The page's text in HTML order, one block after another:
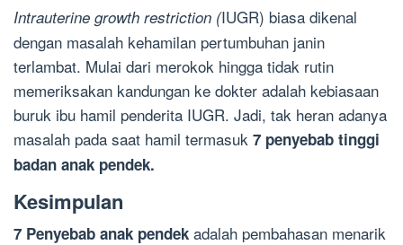
Intrauterine growth restriction (IUGR) biasa dikenal
dengan masalah kehamilan pertumbuhan janin
terlambat. Mulai dari merokok hingga tidak rutin
memeriksakan kandungan ke dokter adalah kebiasaan
buruk ibu hamil penderita IUGR. Jadi, tak heran adanya
masalah pada saat hamil termasuk 7 penyebab tinggi
badan anak pendek.
Kesimpulan
7 Penyebab anak pendek adalah pembahasan menarik